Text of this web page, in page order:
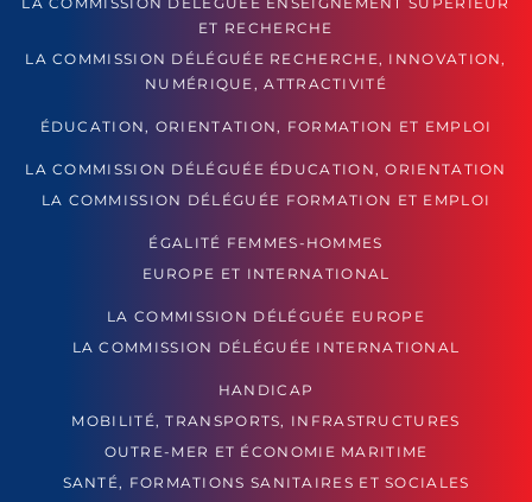
ET RECHERCHE
LA COMMISSION DÉLÉGUÉE RECHERCHE, INNOVATION,
NUMÉRIQUE, ATTRACTIVITÉ
ÉDUCATION, ORIENTATION, FORMATION ET EMPLOI
LA COMMISSION DÉLÉGUÉE ÉDUCATION, ORIENTATION
LA COMMISSION DÉLÉGUÉE FORMATION ET EMPLOI
ÉGALITÉ FEMMES-HOMMES
EUROPE ET INTERNATIONAL
LA COMMISSION DÉLÉGUÉE EUROPE
LA COMMISSION DÉLÉGUÉE INTERNATIONAL
HANDICAP
MOBILITÉ, TRANSPORTS, INFRASTRUCTURES
OUTRE-MER ET ÉCONOMIE MARITIME
SANTÉ, FORMATIONS SANITAIRES ET SOCIALES